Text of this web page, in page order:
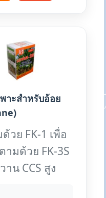
พาะสำหรับอ้อย
วย FK-1 เพื่อ
มด้วย FK-3S
น CCS สูง